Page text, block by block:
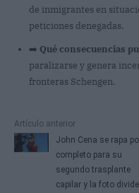
de inmigrantes en
peticiones denegadas.
➡️ Qué consecuencias
paralizarse y genera
fronteras Schengen.
Artículo anterior
John Cena se rapa
completo para su
segundo trasplante
capilar y la foto divide